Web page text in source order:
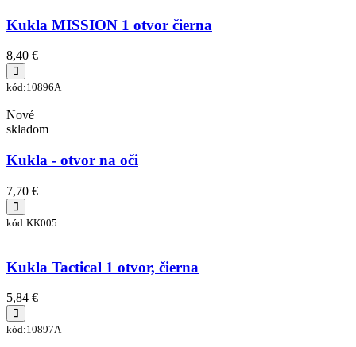
Kukla MISSION 1 otvor čierna
8,40 €
kód:10896A
Nové
skladom
Kukla - otvor na oči
7,70 €
kód:KK005
Kukla Tactical 1 otvor, čierna
5,84 €
kód:10897A